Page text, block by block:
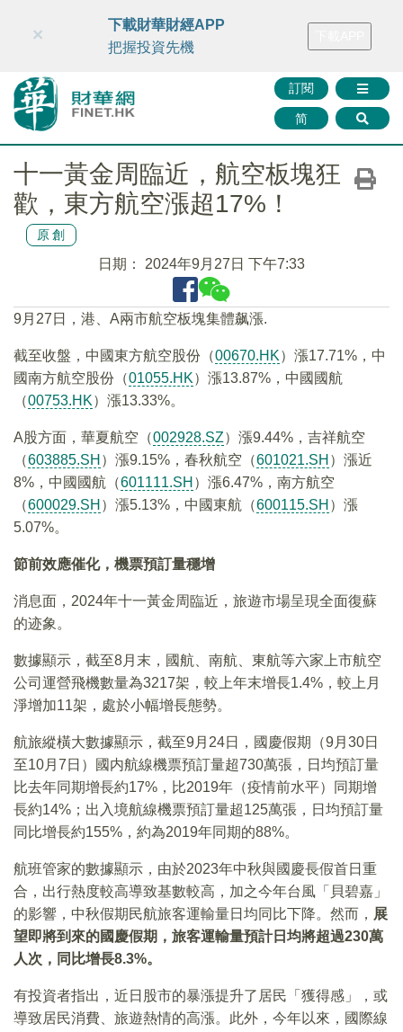
財華智庫網 FINTV FINMETA 財華證券 媒體矩陣
訂閱
简
×
下載財華財經APP
把握投資先機
十一黃金周臨近，航空板塊狂
歡，東方航空漲超17%！
原創
日期： 2024年9月27日 下午7:33
9月27日，港、A兩市航空板塊集體飙漲.
截至收盤，中國東方航空股份（00670.HK）漲17.71%，中
國南方航空股份（01055.HK）漲13.87%，中國國航
（00753.HK）漲13.33%。
A股方面，華夏航空（002928.SZ）漲9.44%，吉祥航空
（603885.SH ）漲9.15%，春秋航空（601021.SH ）漲近
8%，中國國航（601111.SH ）漲6.47%，南方航空
（600029.SH ）漲5.13%，中國東航（600115.SH ）漲
5.07%。
節前效應催化，機票預訂量穩增
消息面，2024年十一黃金周臨近，旅遊市場呈現全面復蘇
的迹象。
數據顯示，截至8月末，國航、南航、東航等六家上市航空
公司運營飛機數量為3217架，較上年末增長1.4%，較上月
淨增加11架，處於小幅增長態勢。
航旅縱橫大數據顯示，截至9月24日，國慶假期（9月30日
至10月7日）國内航線機票預訂量超730萬張，日均預訂量
比去年同期增長約17%，比2019年（疫情前水平）同期增
長約14%；出入境航線機票預訂量超125萬張，日均預訂量
同比增長約155%，約為2019年同期的88%。
航班管家的數據顯示，由於2023年中秋與國慶長假首日重
合，出行熱度較高導致基數較高，加之今年台風「貝碧嘉」
的影響，中秋假期民航旅客運輸量日均同比下降。然而， 展
望即將到來的國慶假期，旅客運輸量預計日均將超過230萬
人次，同比增長8.3%。
有投資者指出，近日股市的暴漲提升了居民「獲得感」，或
導致居民消費、旅遊熱情的高漲。此外，今年以來，國際線